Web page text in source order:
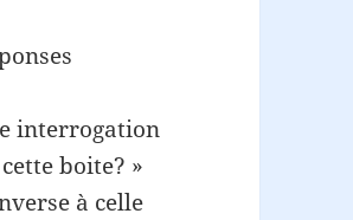
interrogation
boite? »
à celle